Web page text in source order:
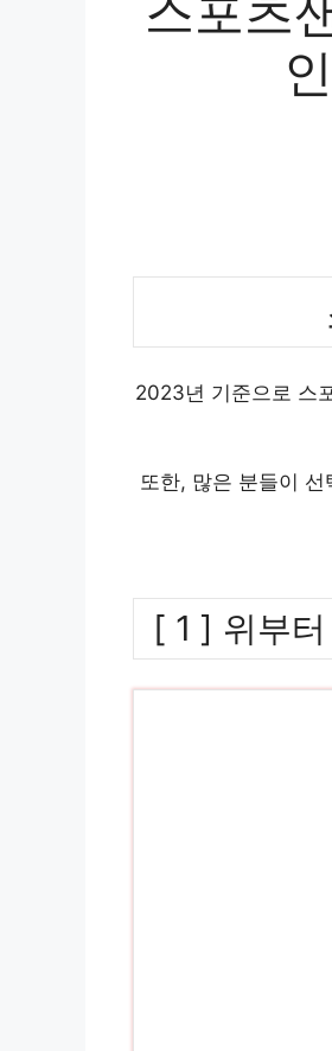
스포츠
2023년 기준으로 스
또한, 많은 분들이
[ 1 ] 위부